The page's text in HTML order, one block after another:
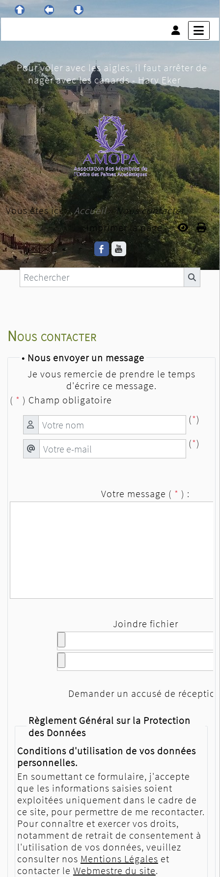
Pour voler avec les aigles, il faut arrêter de
nager avec les canards - Harv Eker
Vous êtes ici :Accueil»Nous contacter
Imprimer la page...
Nous contacter
• Nous envoyer un message
Je vous remercie de prendre le temps
d'écrire ce message.
( * ) Champ obligatoire
(*)
(*)
Votre message ( * ) :
Joindre fichier
Demander un accusé de
Règlement Général sur la Protection
des Données
Conditions d'utilisation de vos données
personnelles.
En soumettant ce formulaire, j'accepte
que les informations saisies soient
exploitées uniquement dans le cadre de
ce site, pour permettre de me recontacter.
Pour connaître et exercer vos droits,
notamment de retrait de consentement à
l'utilisation de vos données, veuillez
consulter nos Mentions Légales et
contacter le Webmestre du site.